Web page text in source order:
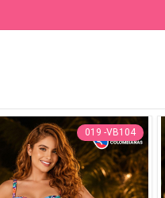
019 -VB104